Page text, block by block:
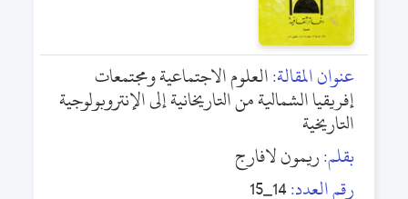
عنوان المقالة:العلوم الاجتماعية ومجتمعات
إفريقيا الشمالية من التاريخانية إلى الإنتروبولوجية
التاريخية
بقلم:ريمون لافارج
رقم العدد:14_15